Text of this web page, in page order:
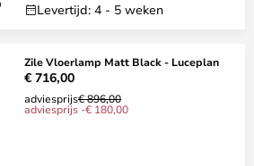
Levertijd: 4 - 5 weken
Zile Vloerlamp Matt Black - Luceplan
€ 716,00
adviesprijs€ 896,00
adviesprijs -€ 180,00